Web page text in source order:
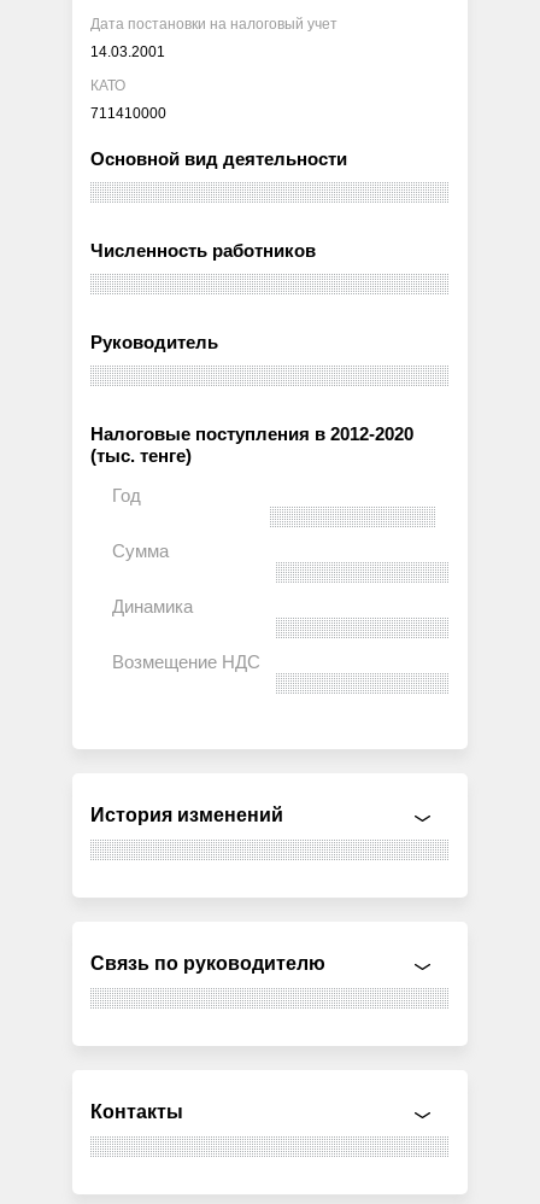
Дата постановки на налоговый учет
14.03.2001
КАТО
711410000
Основной вид деятельности
Численность работников
Руководитель
Налоговые поступления в 2012-2020
(тыс. тенге)
История изменений
Связь по руководителю
Контакты